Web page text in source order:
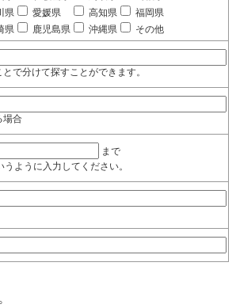
県 愛媛県 高知県
福岡県
県 鹿児島県 沖縄県 その他
で分けて探すことができます。
場合
まで
うに入力してください。